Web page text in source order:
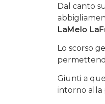
Dal canto
LaMelo
Lo scorso
Giunti a
intorno alla